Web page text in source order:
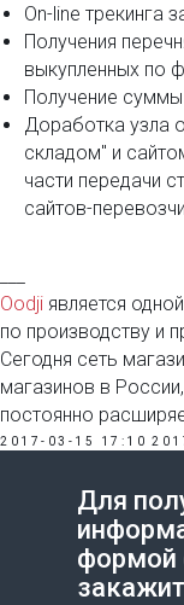
On-line трекинга
Получения
выкупленных по
Получение суммы
Доработка узла
складом" и
части передачи
сайтов-
Oodji является
по производству и
Сегодня сеть
магазинов в
постоянно
2017-03-15 17:10
Для
формой